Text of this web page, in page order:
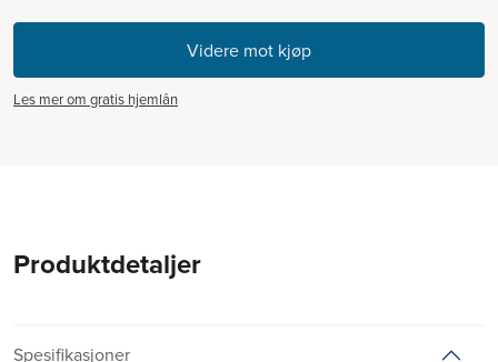
Les mer om gratis hjemlån
Produktdetaljer
Spesifikasjoner